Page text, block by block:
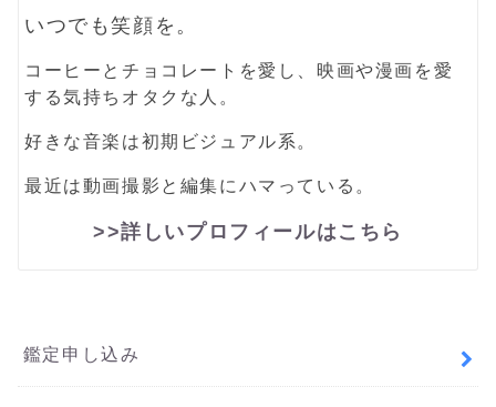
いつでも笑顔を。
コーヒーとチョコレートを愛し、映画や漫画を愛
する気持ちオタクな人。
好きな音楽は初期ビジュアル系。
最近は動画撮影と編集にハマっている。
>>詳しいプロフィールはこちら
鑑定申し込み